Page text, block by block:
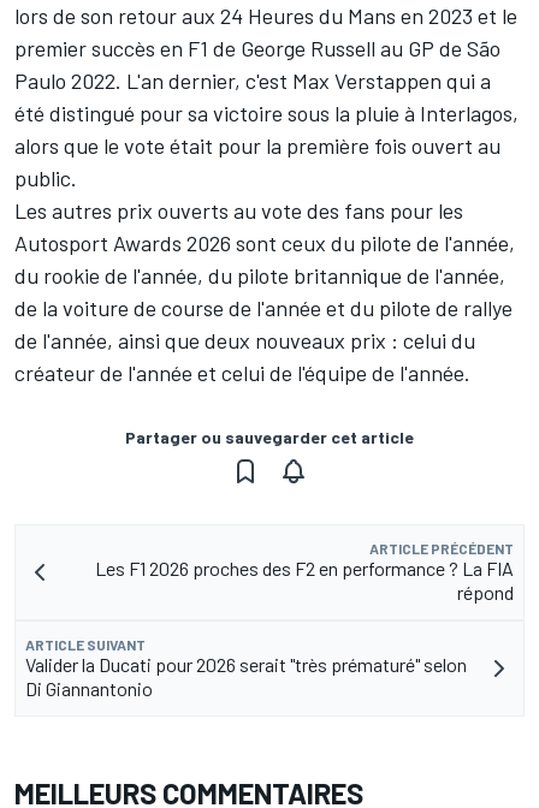
lors de son retour aux 24 Heures du Mans en 2023 et le
premier succès en F1 de George Russell au GP de São
Paulo 2022. L'an dernier, c'est Max Verstappen qui a
été distingué pour sa victoire sous la pluie à Interlagos,
alors que le vote était pour la première fois ouvert au
public.
Les autres prix ouverts au vote des fans pour les
Autosport Awards 2026 sont ceux du pilote de l'année,
du rookie de l'année, du pilote britannique de l'année,
de la voiture de course de l'année et du pilote de rallye
de l'année, ainsi que deux nouveaux prix : celui du
créateur de l'année et celui de l'équipe de l'année.
Partager ou sauvegarder cet article
ARTICLE PRÉCÉDENT
Les F1 2026 proches des F2 en performance ? La FIA
répond
ARTICLE SUIVANT
Valider la Ducati pour 2026 serait "très prématuré" selon
Di Giannantonio
MEILLEURS COMMENTAIRES